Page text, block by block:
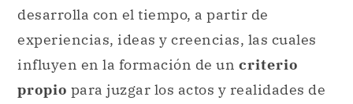
desarrolla con el tiempo, a partir de
experiencias, ideas y creencias, las cuales
influyen en la formación de un criterio
propio para juzgar los actos y realidades de